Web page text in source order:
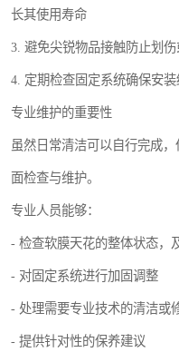
长其使用寿命
3. 避免尖锐物品接触防止划
4. 定期检查固定系统确保安
专业维护的重要性
虽然日常清洁可以自行完成
面检查与维护。
专业人员能够：
- 检查软膜天花的整体状态，
- 对固定系统进行加固调整
- 处理需要专业技术的清洁或
- 提供针对性的保养建议